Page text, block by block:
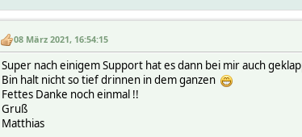
08 März 2021, 16:54:15
Super nach einigem Support hat es dann bei mir auch
Bin halt nicht so tief drinnen in dem ganzen
Fettes Danke noch einmal !!
Gruß
Matthias